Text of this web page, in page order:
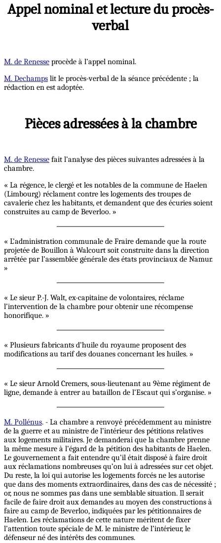
Appel nominal et lecture du procès-
verbal
M. de Renesse procède à l’appel nominal.
M. Dechamps lit le procès-verbal de la séance précédente ; la
rédaction en est adoptée.
Pièces adressées à la chambre
M. de Renesse fait l’analyse des pièces suivantes adressées à la
chambre.
« La régence, le clergé et les notables de la commune de Haelen
(Limbourg) réclament contre les logements des troupes de
cavalerie chez les habitants, et demandent que des écuries soient
construites au camp de Beverloo. »
« L’administration communale de Fraire demande que la route
projetée de Bouillon à Walcourt soit construite dans la direction
arrêtée par l’assemblée générale des états provinciaux de Namur.
»
« Le sieur P.-J. Walt, ex-capitaine de volontaires, réclame
l’intervention de la chambre pour obtenir une récompense
honorifique. »
« Plusieurs fabricants d’huile du royaume proposent des
modifications au tarif des douanes concernant les huiles. »
« Le sieur Arnold Cremers, sous-lieutenant au 9ème régiment de
ligne, demande à entrer au bataillon de l’Escaut qui s’organise. »
M. Pollénus. - La chambre a renvoyé précédemment au ministre
de la guerre et au ministre de l’intérieur des pétitions relatives
aux logements militaires. Je demanderai que la chambre prenne
la même mesure à l’égard de la pétition des habitants de Haelen.
Le gouvernement a fait entendre qu’il était disposé à faire droit
aux réclamations nombreuses qu’on lui à adressées sur cet objet.
Du reste, la loi qui autorise les logements forcés ne les autorise
que dans des moments extraordinaires, dans des cas de nécessité ;
or, nous ne sommes pas dans une semblable situation. Il serait
facile de faire droit aux demandes au moyen des constructions à
faire au camp de Beverloo, indiquées par les pétitionnaires de
Haelen. Les réclamations de cette nature méritent de fixer
l’attention toute spéciale de M. le ministre de l’intérieur, le
défenseur né des intérêts des communes.